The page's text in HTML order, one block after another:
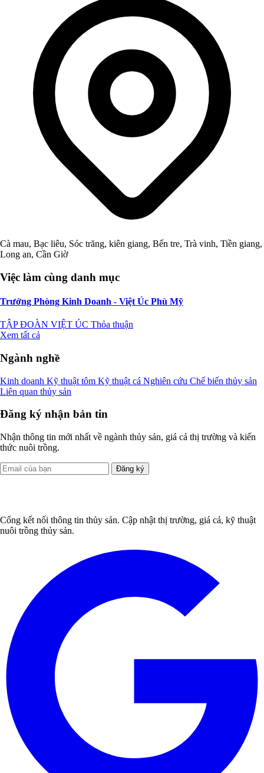
Cà mau, Bạc liêu, Sóc trăng, kiên giang, Bến tre, Trà vinh, Tiền giang,
Long an, Cần Giờ
Việc làm cùng danh mục
Trưởng Phòng Kinh Doanh - Việt Úc Phù Mỹ
TẬP ĐOÀN VIỆT ÚC Thỏa thuận
Xem tất cả
Ngành nghề
Kinh doanh Kỹ thuật tôm Kỹ thuật cá Nghiên cứu Chế biến thủy sản
Liên quan thủy sản
Đăng ký nhận bản tin
Nhận thông tin mới nhất về ngành thủy sản, giá cả thị trường và kiến
thức nuôi trồng.
Đăng ký
Cổng kết nối thông tin thủy sản. Cập nhật thị trường, giá cả, kỹ thuật
nuôi trồng thủy sản.